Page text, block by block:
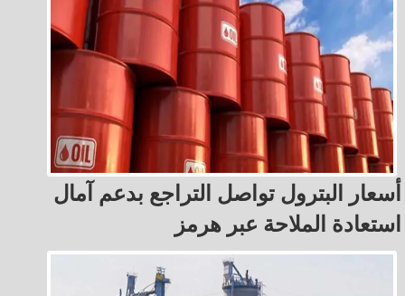
أسعار البترول تواصل التراجع بدعم آمال
استعادة الملاحة عبر هرمز